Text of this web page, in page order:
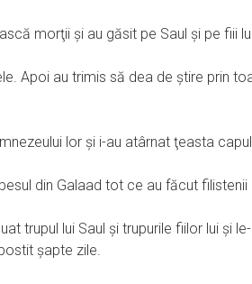
morţii şi au găsit pe Saul şi pe fiii
Apoi au trimis să dea de ştire prin
lor şi i-au atârnat ţeasta
din Galaad tot ce au făcut filistenii
trupul lui Saul şi trupurile fiilor lui şi
şapte zile.